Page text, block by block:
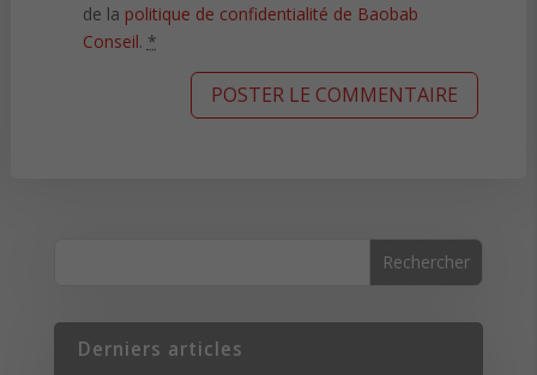
de la politique de confidentialité de Baobab
Conseil. *
Derniers articles